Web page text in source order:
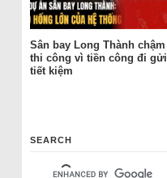
Sân bay Long Thành chậm
thi công vì tiền công đi gửi
tiết kiệm
SEARCH